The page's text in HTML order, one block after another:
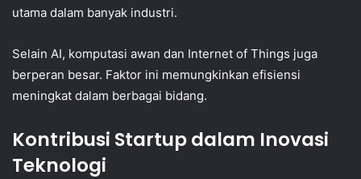
utama dalam banyak industri.
Selain AI, komputasi awan dan Internet of Things juga
berperan besar. Faktor ini memungkinkan efisiensi
meningkat dalam berbagai bidang.
Kontribusi Startup dalam Inovasi
Teknologi